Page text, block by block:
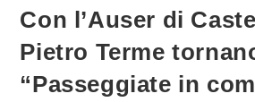
Con l’Auser di
Pietro Terme
“Passeggiate in